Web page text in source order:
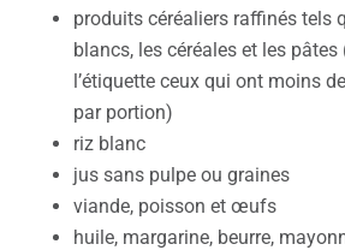
produits céréaliers raffinés tels
blancs, les céréales et les pâtes
l’étiquette ceux qui ont moins
par portion)
riz blanc
jus sans pulpe ou graines
viande, poisson et œufs
huile, margarine, beurre,